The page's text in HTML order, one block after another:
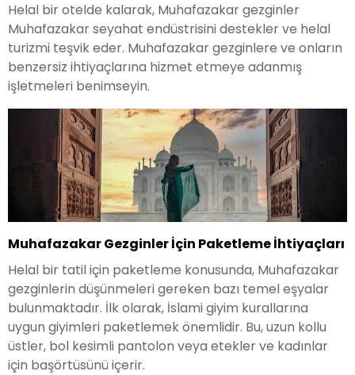
Helal bir otelde kalarak, Muhafazakar gezginler
Muhafazakar seyahat endüstrisini destekler ve helal
turizmi teşvik eder. Muhafazakar gezginlere ve onların
benzersiz ihtiyaçlarına hizmet etmeye adanmış
işletmeleri benimseyin.
Muhafazakar Gezginler İçin Paketleme İhtiyaçları
Helal bir tatil için paketleme konusunda, Muhafazakar
gezginlerin düşünmeleri gereken bazı temel eşyalar
bulunmaktadır. İlk olarak, İslami giyim kurallarına
uygun giyimleri paketlemek önemlidir. Bu, uzun kollu
üstler, bol kesimli pantolon veya etekler ve kadınlar
için başörtüsünü içerir.